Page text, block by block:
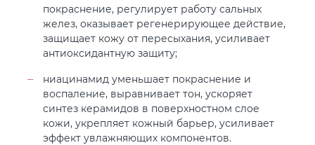
покраснение, регулирует работу сальных
желез, оказывает регенерирующее действие,
защищает кожу от пересыхания, усиливает
антиоксидантную защиту;
ниацинамид уменьшает покраснение и
воспаление, выравнивает тон, ускоряет
синтез керамидов в поверхностном слое
кожи, укрепляет кожный барьер, усиливает
эффект увлажняющих компонентов.